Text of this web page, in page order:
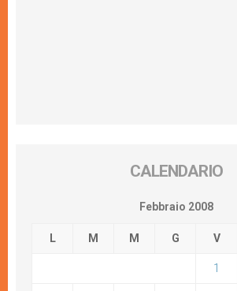
CALENDARIO
Febbraio 2008
L M M G V
1